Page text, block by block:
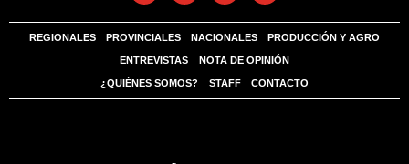
REGIONALES PROVINCIALES NACIONALES PRODUCCIÓN Y AGRO
ENTREVISTAS NOTA DE OPINIÓN
¿QUIÉNES SOMOS? STAFF CONTACTO